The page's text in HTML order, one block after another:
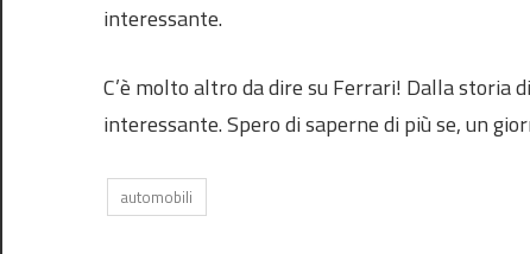
interessante.
C’è molto altro da dire su Ferrari! Dalla storia
interessante. Spero di saperne di più se, un
automobili